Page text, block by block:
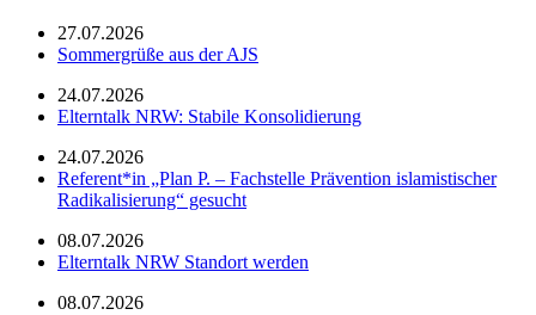
27.07.2026
Sommergrüße aus der AJS
24.07.2026
Elterntalk NRW: Stabile Konsolidierung
24.07.2026
Referent*in „Plan P. – Fachstelle Prävention islamistischer
Radikalisierung“ gesucht
08.07.2026
Elterntalk NRW Standort werden
08.07.2026